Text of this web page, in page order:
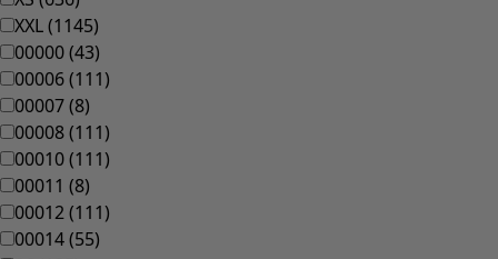
XXL(1145)
00000(43)
00006(111)
00007(8)
00008(111)
00010(111)
00011 (8)
00012(111)
00014(55)